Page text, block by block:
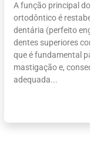
A função principal do
ortodôntico é
dentária (perfeito
dentes superiores
que é fundamental
mastigação e,
adequada...